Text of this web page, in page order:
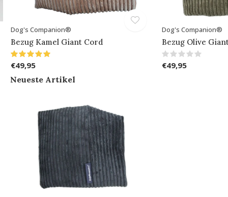
Dog's Companion®
Bezug Kamel Giant Cord
€49,95
Dog's Companion®
Bezug Olive
€49,95
Neueste Artikel